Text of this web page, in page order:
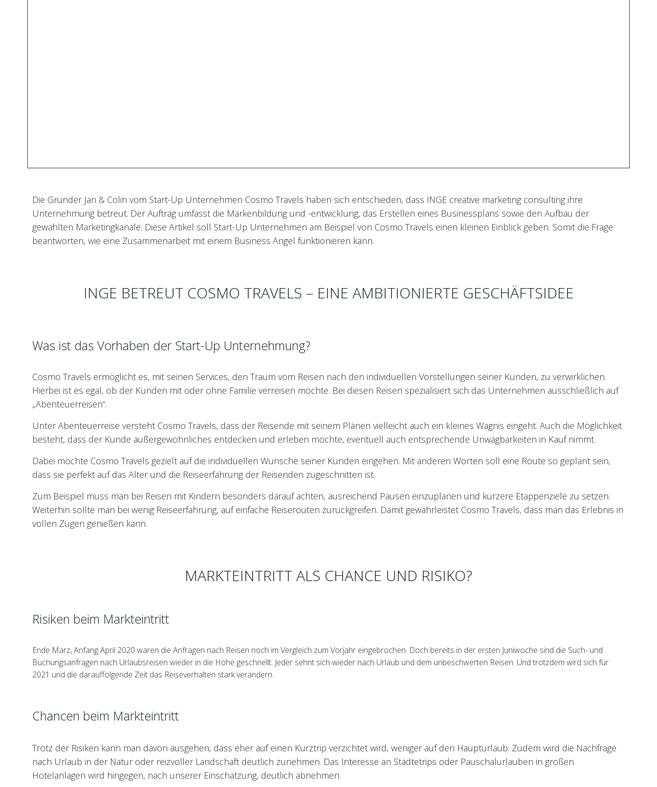
Die Gründer Jan & Colin vom Start-Up Unternehmen Cosmo Travels haben sich entschieden, dass INGE creative marketing consulting ihre
Unternehmung betreut. Der Auftrag umfasst die Markenbildung und -entwicklung, das Erstellen eines Businessplans sowie den Aufbau der
gewählten Marketingkanäle. Diese Artikel soll Start-Up Unternehmen am Beispiel von Cosmo Travels einen kleinen Einblick geben. Somit die Frage
beantworten, wie eine Zusammenarbeit mit einem Business Angel funktionieren kann.
INGE BETREUT COSMO TRAVELS – EINE AMBITIONIERTE GESCHÄFTSIDEE
Was ist das Vorhaben der Start-Up Unternehmung?
Cosmo Travels ermöglicht es, mit seinen Services, den Traum vom Reisen nach den individuellen Vorstellungen seiner Kunden, zu verwirklichen.
Hierbei ist es egal, ob der Kunden mit oder ohne Familie verreisen möchte. Bei diesen Reisen spezialisiert sich das Unternehmen ausschließlich auf
„Abenteuerreisen“.
Unter Abenteuerreise versteht Cosmo Travels, dass der Reisende mit seinem Plänen vielleicht auch ein kleines Wagnis eingeht. Auch die Möglichkeit
besteht, dass der Kunde außergewöhnliches entdecken und erleben möchte, eventuell auch entsprechende Unwägbarkeiten in Kauf nimmt.
Dabei möchte Cosmo Travels gezielt auf die individuellen Wünsche seiner Kunden eingehen. Mit anderen Worten soll eine Route so geplant sein,
dass sie perfekt auf das Alter und die Reiseerfahrung der Reisenden zugeschnitten ist.
Zum Beispiel muss man bei Reisen mit Kindern besonders darauf achten, ausreichend Pausen einzuplanen und kürzere Etappenziele zu setzen.
Weiterhin sollte man bei wenig Reiseerfahrung, auf einfache Reiserouten zurückgreifen. Damit gewährleistet Cosmo Travels, dass man das Erlebnis in
vollen Zügen genießen kann.
MARKTEINTRITT ALS CHANCE UND RISIKO?
Risiken beim Markteintritt
Ende März, Anfang April 2020 waren die Anfragen nach Reisen noch im Vergleich zum Vorjahr eingebrochen. Doch bereits in der ersten Juniwoche sind die Such- und
Buchungsanfragen nach Urlaubsreisen wieder in die Höhe geschnellt. Jeder sehnt sich wieder nach Urlaub und dem unbeschwerten Reisen. Und trotzdem wird sich für
2021 und die darauffolgende Zeit das Reiseverhalten stark verändern.
Chancen beim Markteintritt
Trotz der Risiken kann man davon ausgehen, dass eher auf einen Kurztrip verzichtet wird, weniger auf den Haupturlaub. Zudem wird die Nachfrage
nach Urlaub in der Natur oder reizvoller Landschaft deutlich zunehmen. Das Interesse an Städtetrips oder Pauschalurlauben in großen
Hotelanlagen wird hingegen, nach unserer Einschätzung, deutlich abnehmen.